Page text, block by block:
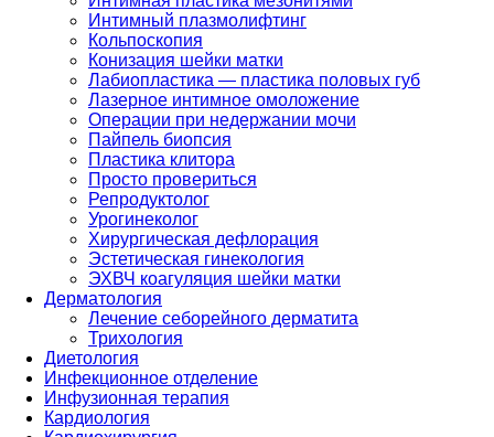
Интимный плазмолифтинг
Кольпоскопия
Конизация шейки матки
Лабиопластика — пластика половых губ
Лазерное интимное омоложение
Операции при недержании мочи
Пайпель биопсия
Пластика клитора
Просто провериться
Репродуктолог
Урогинеколог
Хирургическая дефлорация
Эстетическая гинекология
ЭХВЧ коагуляция шейки матки
Дерматология
Лечение себорейного дерматита
Трихология
Диетология
Инфекционное отделение
Инфузионная терапия
Кардиология